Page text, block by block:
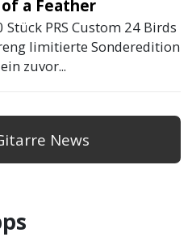
of a Feather
PRS Custom 24 Birds
limitierte Sonderedition
zuvor...
News